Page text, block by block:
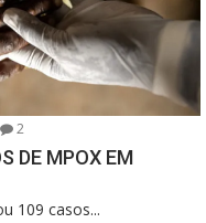
2
DE MPOX EM
109 casos...